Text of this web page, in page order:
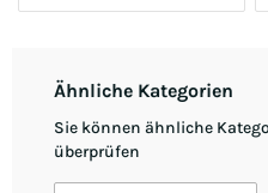
Ähnliche Kategorien
Sie können ähnliche
überprüfen